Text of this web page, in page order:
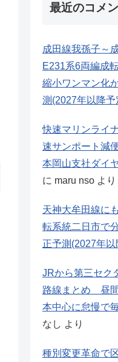
最近のコメ
成田線我孫子～
E231系6両編成
縮小ワンマン化
測(2027年以降予
快速マリンライ
速サンポート減
本岡山支社ダイ
に maru nso より
天神大牟田線に
転系統二日市で
正予測(2027年以
JRから第三セク
路線まとめ 昼
本中心に怠慢で
なし より
種別変更革命で